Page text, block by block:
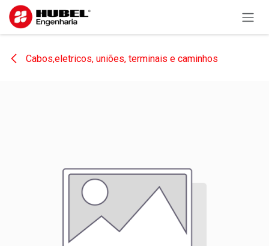
Pular para o conteúdo
Cabos,eletricos, uniões, terminais e caminhos